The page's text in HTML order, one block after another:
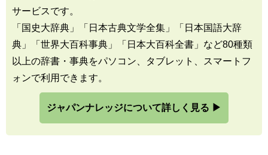
サービスです。
「国史大辞典」「日本古典文学全集」「日本国語大辞
典」「世界大百科事典」「日本大百科全書」など80種類
以上の辞書・事典をパソコン、タブレット、スマートフ
ォンで利用できます。
ジャパンナレッジについて詳しく見る ▶